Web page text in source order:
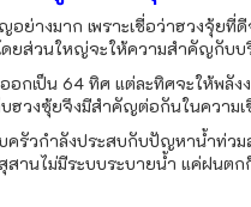
ย่างมาก เพราะเชื่อว่าฮวงจุ้ยที่
ดยส่วนใหญ่จะให้ความสำคัญกับบ
กเป็น 64 ทิศ แต่ละทิศจะให้พลัง
ฮวงซุ้ยจึงมีสำคัญต่อกันในความ
รัวกำลังประสบกับปัญหาน้ำท่ว
านไม่มีระบบระบายน้ำ แค่ฝนตก